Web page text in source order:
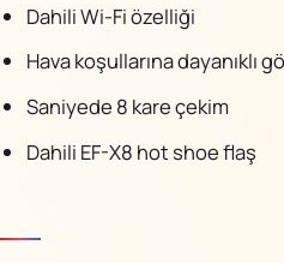
Dahili Wi-Fi özelliği
Hava koşullarına dayanıklı
Saniyede 8 kare çekim
Dahili EF-X8 hot shoe flaş